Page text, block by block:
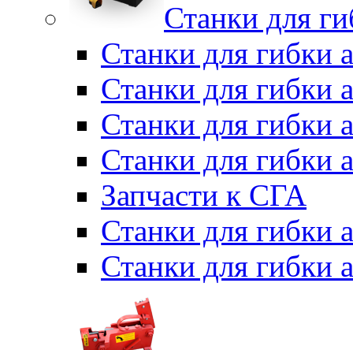
Станки для
Станки для гибки
Станки для гибки
Станки для гибки
Станки для гибки
Запчасти к СГА
Станки для гибки
Станки для гибки